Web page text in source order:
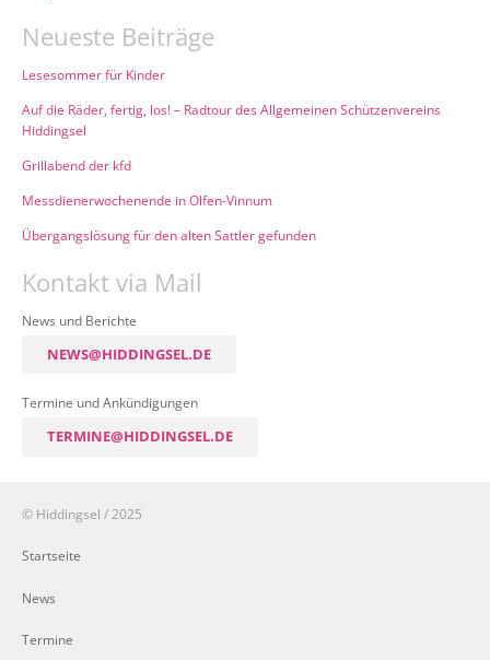
Neueste Beiträge
Lesesommer für Kinder
Auf die Räder, fertig, los! – Radtour des Allgemeinen Schützenvereins
Hiddingsel
Grillabend der kfd
Messdienerwochenende in Olfen-Vinnum
Übergangslösung für den alten Sattler gefunden
Kontakt via Mail
News und Berichte
NEWS@HIDDINGSEL.DE
Termine und Ankündigungen
TERMINE@HIDDINGSEL.DE
© Hiddingsel / 2025
Startseite
News
Termine